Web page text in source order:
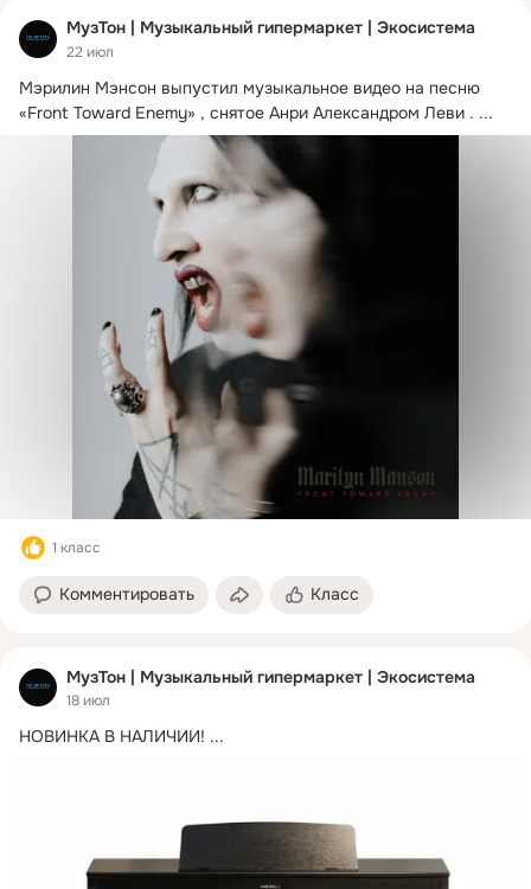
МузТон | Музыкальный гипермаркет | Экосистема
22 июл
Мэрилин Мэнсон выпустил музыкальное видео на песню
«Front Toward Enemy» , снятое Анри Александром Леви . ...
1 класс
Комментировать Класс
МузТон | Музыкальный гипермаркет | Экосистема
18 июл
НОВИНКА В НАЛИЧИИ! ...